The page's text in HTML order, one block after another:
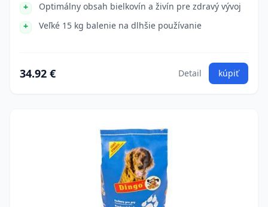
Optimálny obsah bielkovín a živín pre zdravý vývoj
Veľké 15 kg balenie na dlhšie používanie
34.92 € Detail kúpiť